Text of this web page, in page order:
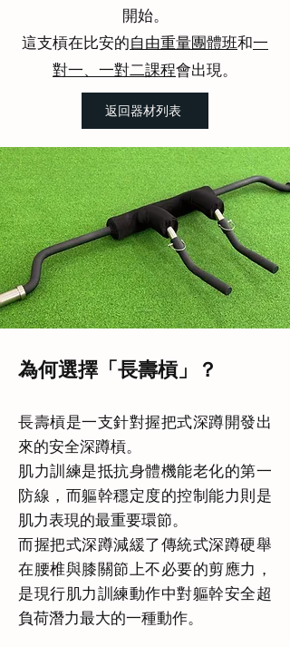
開始。
這支槓在比安的自由重量團體班和一
對一、一對二課程會出現。
返回器材列表
為何選擇「長壽槓」？
長壽槓是一支針對握把式深蹲開發出
來的安全深蹲槓。
肌力訓練是抵抗身體機能老化的第一
防線，而軀幹穩定度的控制能力則是
肌力表現的最重要環節。
而握把式深蹲減緩了傳統式深蹲硬舉
在腰椎與膝關節上不必要的剪應力，
是現行肌力訓練動作中對軀幹安全超
負荷潛力最大的一種動作。